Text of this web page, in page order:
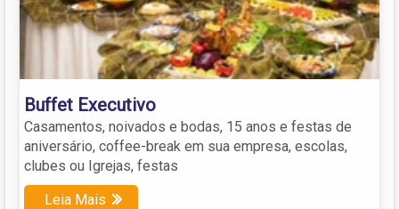
Buffet Executivo
Casamentos, noivados e bodas, 15 anos e festas de
aniversário, coffee-break em sua empresa, escolas,
clubes ou Igrejas, festas
Leia Mais